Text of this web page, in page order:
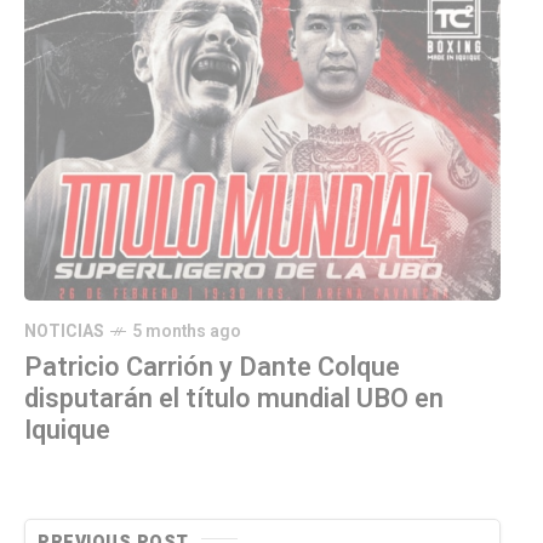
NOTICIAS 5 months ago
Patricio Carrión y Dante Colque
disputarán el título mundial UBO en
Iquique